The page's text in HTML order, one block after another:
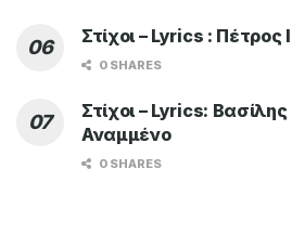
Στίχοι – Lyrics : Πέτρος
0 SHARES
Στίχοι – Lyrics:
Αναμμένο
0 SHARES